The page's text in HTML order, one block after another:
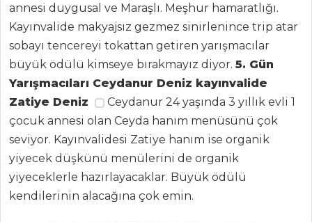
ŞEFİN TARİFLERİ
MENÜLER
Tüm
Kategoriler
BALIK
YEMEKLERI
Çavdar Ekmeği
annesi duygusal ve Maraşlı. Meşhur hamaratlığı.
Kayınvalide makyajsız gezmez sinirlenince trip atar
sobayı tencereyi tokattan getiren yarışmacılar
büyük ödülü kimseye bırakmayız diyor. 5. Gün
Yarışmacıları Ceydanur Deniz kayınvalide
Zatiye Deniz
Ceydanur 24 yaşında 3 yıllık evli 1
çocuk annesi olan Ceyda hanım menüsünü çok
seviyor. Kayınvalidesi Zatiye hanım ise organik
yiyecek düşkünü menülerini de organik
yiyeceklerle hazırlayacaklar. Büyük ödülü
kendilerinin alacağına çok emin.